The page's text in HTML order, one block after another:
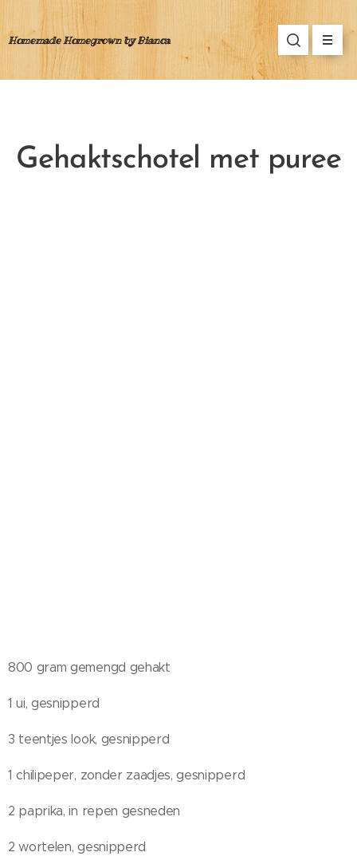
Homemade Homegrown by Bianca
Gehaktschotel met puree
800 gram gemengd gehakt
1 ui, gesnipperd
3 teentjes look, gesnipperd
1 chilipeper, zonder zaadjes, gesnipperd
2 paprika, in repen gesneden
2 wortelen, gesnipperd